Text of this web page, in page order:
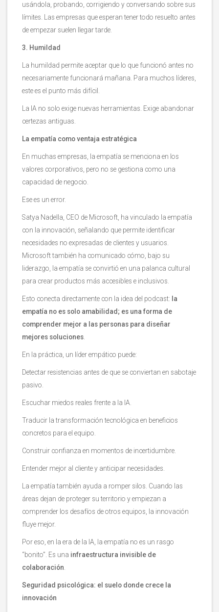
usándola, probando, corrigiendo y conversando sobre sus
límites. Las empresas que esperan tener todo resuelto antes
de empezar suelen llegar tarde.
3. Humildad
La humildad permite aceptar que lo que funcionó antes no
necesariamente funcionará mañana. Para muchos líderes,
este es el punto más difícil.
La IA no solo exige nuevas herramientas. Exige abandonar
certezas antiguas.
La empatía como ventaja estratégica
En muchas empresas, la empatía se menciona en los
valores corporativos, pero no se gestiona como una
capacidad de negocio.
Ese es un error.
Satya Nadella, CEO de Microsoft, ha vinculado la empatía
con la innovación, señalando que permite identificar
necesidades no expresadas de clientes y usuarios.
Microsoft también ha comunicado cómo, bajo su
liderazgo, la empatía se convirtió en una palanca cultural
para crear productos más accesibles e inclusivos.
Esto conecta directamente con la idea del podcast: la
empatía no es solo amabilidad; es una forma de
comprender mejor a las personas para diseñar
mejores soluciones
En la práctica, un líder empático puede:
Detectar resistencias antes de que se conviertan en sabotaje
pasivo.
Escuchar miedos reales frente a la IA.
Traducir la transformación tecnológica en beneficios
concretos para el equipo.
Construir confianza en momentos de incertidumbre.
Entender mejor al cliente y anticipar necesidades.
La empatía también ayuda a romper silos. Cuando las
áreas dejan de proteger su territorio y empiezan a
comprender los desafíos de otros equipos, la innovación
fluye mejor.
Por eso, en la era de la IA, la empatía no es un rasgo
“bonito”. Es una infraestructura invisible de
colaboración
Seguridad psicológica: el suelo donde crece la
innovación